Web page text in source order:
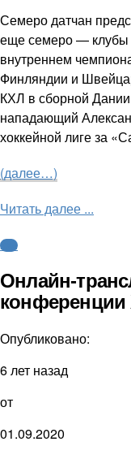
Семеро датчан
еще семеро — клубы
внутреннем
Финляндии и
КХЛ в сборной
нападающий
хоккейной лиге за
(далее…)
Читать далее ...
КХЛ
Онлайн-
конференции
Опубликовано:
6 лет назад
от
01.09.2020